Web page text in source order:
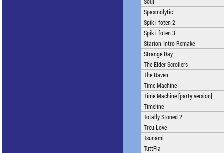
Spasmolytic
Spik i foten 2
Spik i foten 3
Starion-Intro Remake
Strange Day
The Elder Scrollers
The Raven
Time Machine
Time Machine [party version]
Timeline
Totally Stoned 2
Treu Love
Tsunami
TuttFia